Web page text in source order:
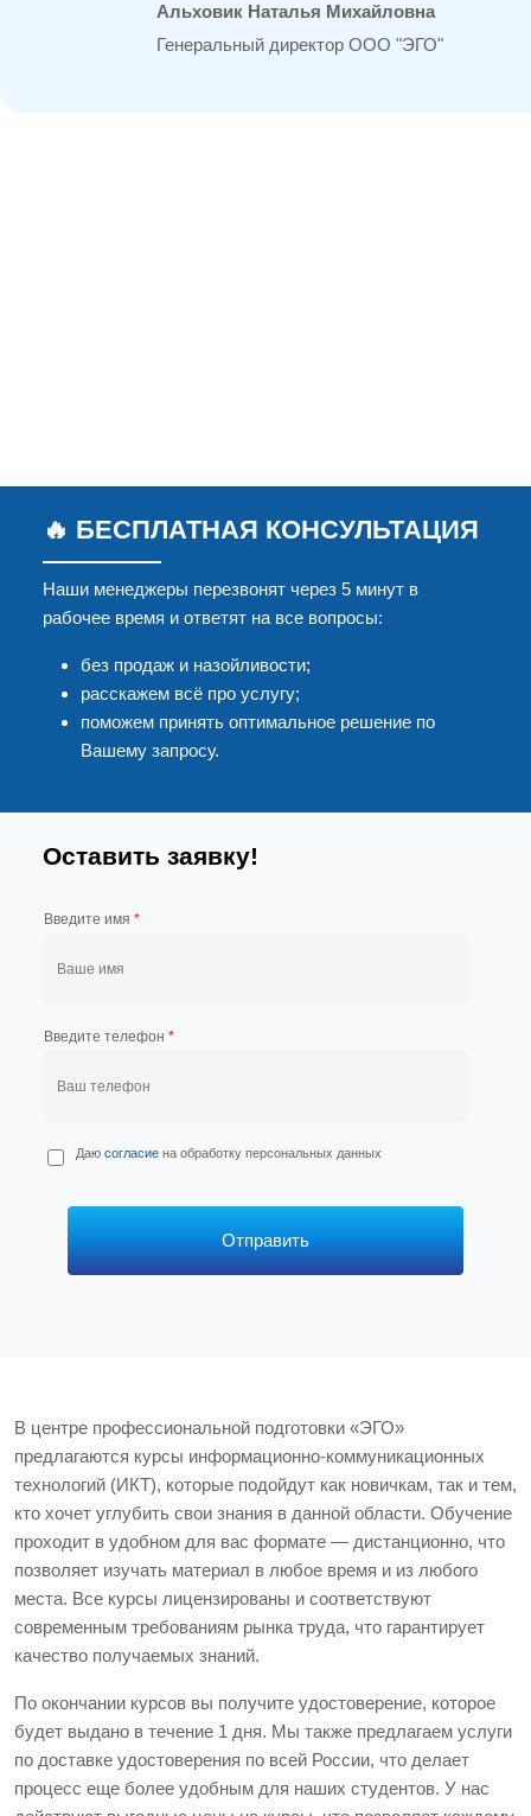
Альховик Наталья Михайловна
Генеральный директор ООО "ЭГО"
🔥 БЕСПЛАТНАЯ КОНСУЛЬТАЦИЯ
Наши менеджеры перезвонят через 5 минут в
рабочее время и ответят на все вопросы:
без продаж и назойливости;
расскажем всё про услугу;
поможем принять оптимальное решение по
Вашему запросу.
Оставить заявку!
Введите имя *
Введите телефон *
П
е
Даю согласиена обработку персональных данных
Отправить
В центре профессиональной подготовки «ЭГО»
предлагаются курсы информационно-коммуникационных
технологий (ИКТ), которые подойдут как новичкам, так и тем,
кто хочет углубить свои знания в данной области. Обучение
проходит в удобном для вас формате — дистанционно, что
позволяет изучать материал в любое время и из любого
места. Все курсы лицензированы и соответствуют
современным требованиям рынка труда, что гарантирует
качество получаемых знаний.
По окончании курсов вы получите удостоверение, которое
будет выдано в течение 1 дня. Мы также предлагаем услуги
по доставке удостоверения по всей России, что делает
процесс еще более удобным для наших студентов. У нас